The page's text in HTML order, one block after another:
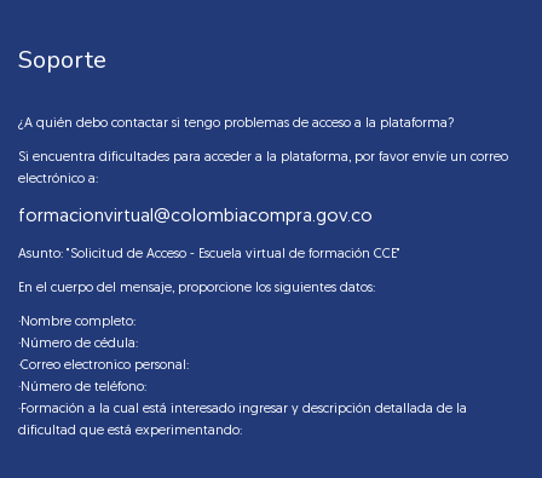
Soporte
¿A quién debo contactar si tengo problemas de acceso a la plataforma?
Si encuentra dificultades para acceder a la plataforma, por favor envíe un correo
electrónico a:
formacionvirtual@colombiacompra.gov.co
Asunto: "Solicitud de Acceso - Escuela virtual de formación CCE"
En el cuerpo del mensaje, proporcione los siguientes datos:
·Nombre completo:
·Número de cédula:
·Correo electronico personal:
·Número de teléfono:
·Formación a la cual está interesado ingresar y descripción detallada de la
dificultad que está experimentando: